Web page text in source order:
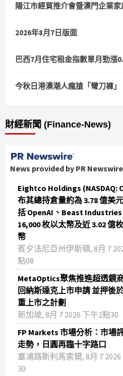
陽江市經貿推介會暨澳門企業家
2026年8月7日版面
巴西7月住宅租金指數單月勁漲
今秋日港澳潮人瘋搶「彎刀褲」
財經新聞 (Finance-News)
News provided by PR Newswire
Eightco Holdings (NASDAQ:
布其總持倉量約為 3.78 億美
括 OpenAI、Beast
16,000 枚以太幣及近 3.02 億
幣
賓夕法尼亞州伊斯頓, 8月 7
點08
MetaOptics聚焦推進超透鏡
回納斯達克上市申請 並押後
重上市之計劃
新加坡, 8月 7 2026 下午2點30
FP Markets 市場分析：市場
走勢，日圓再臨十字路口
塞浦路斯利馬索爾, 8月 7
30